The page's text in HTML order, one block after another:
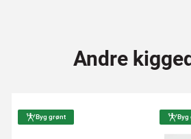
Andre
Byg grønt Byg